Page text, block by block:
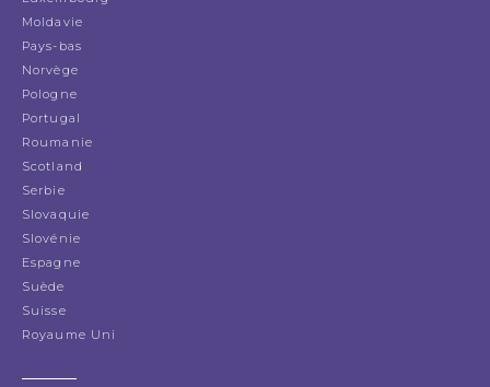
Moldavie
Pays-bas
Norvège
Pologne
Portugal
Roumanie
Scotland
Serbie
Slovaquie
Slovénie
Espagne
Suède
Suisse
Royaume Uni